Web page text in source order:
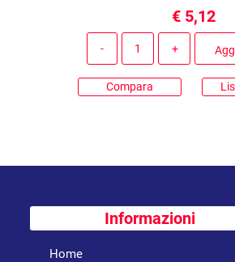
€ 5,12
Compara
Informazioni
Home